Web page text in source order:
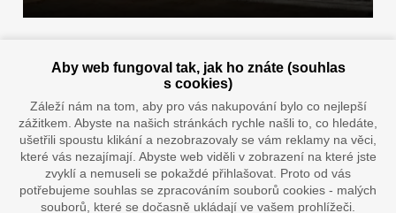
Doprava vaším oblíbeným dopravcem
Aby web fungoval tak, jak ho znáte (souhlas
s cookies)
Záleží nám na tom, aby pro vás nakupování bylo co nejlepší
zážitkem. Abyste na našich stránkách rychle našli to, co hledáte,
ušetřili spoustu klikání a nezobrazovaly se vám reklamy na věci,
které vás nezajímají. Abyste web viděli v zobrazení na které jste
zvyklí a nemuseli se pokaždé přihlašovat. Proto od vás
potřebujeme souhlas se zpracováním souborů cookies - malých
souborů, které se dočasně ukládají ve vašem prohlížeči.